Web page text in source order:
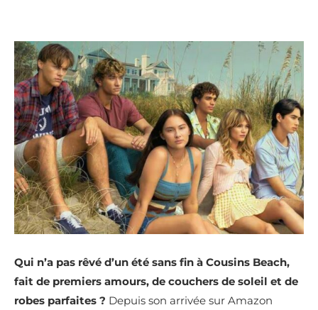
Qui n’a pas rêvé d’un été sans fin à Cousins Beach,
fait de premiers amours, de couchers de soleil et de
robes parfaites ? Depuis son arrivée sur Amazon